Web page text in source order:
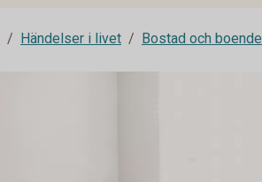
Händelser i livet Bostad och boende